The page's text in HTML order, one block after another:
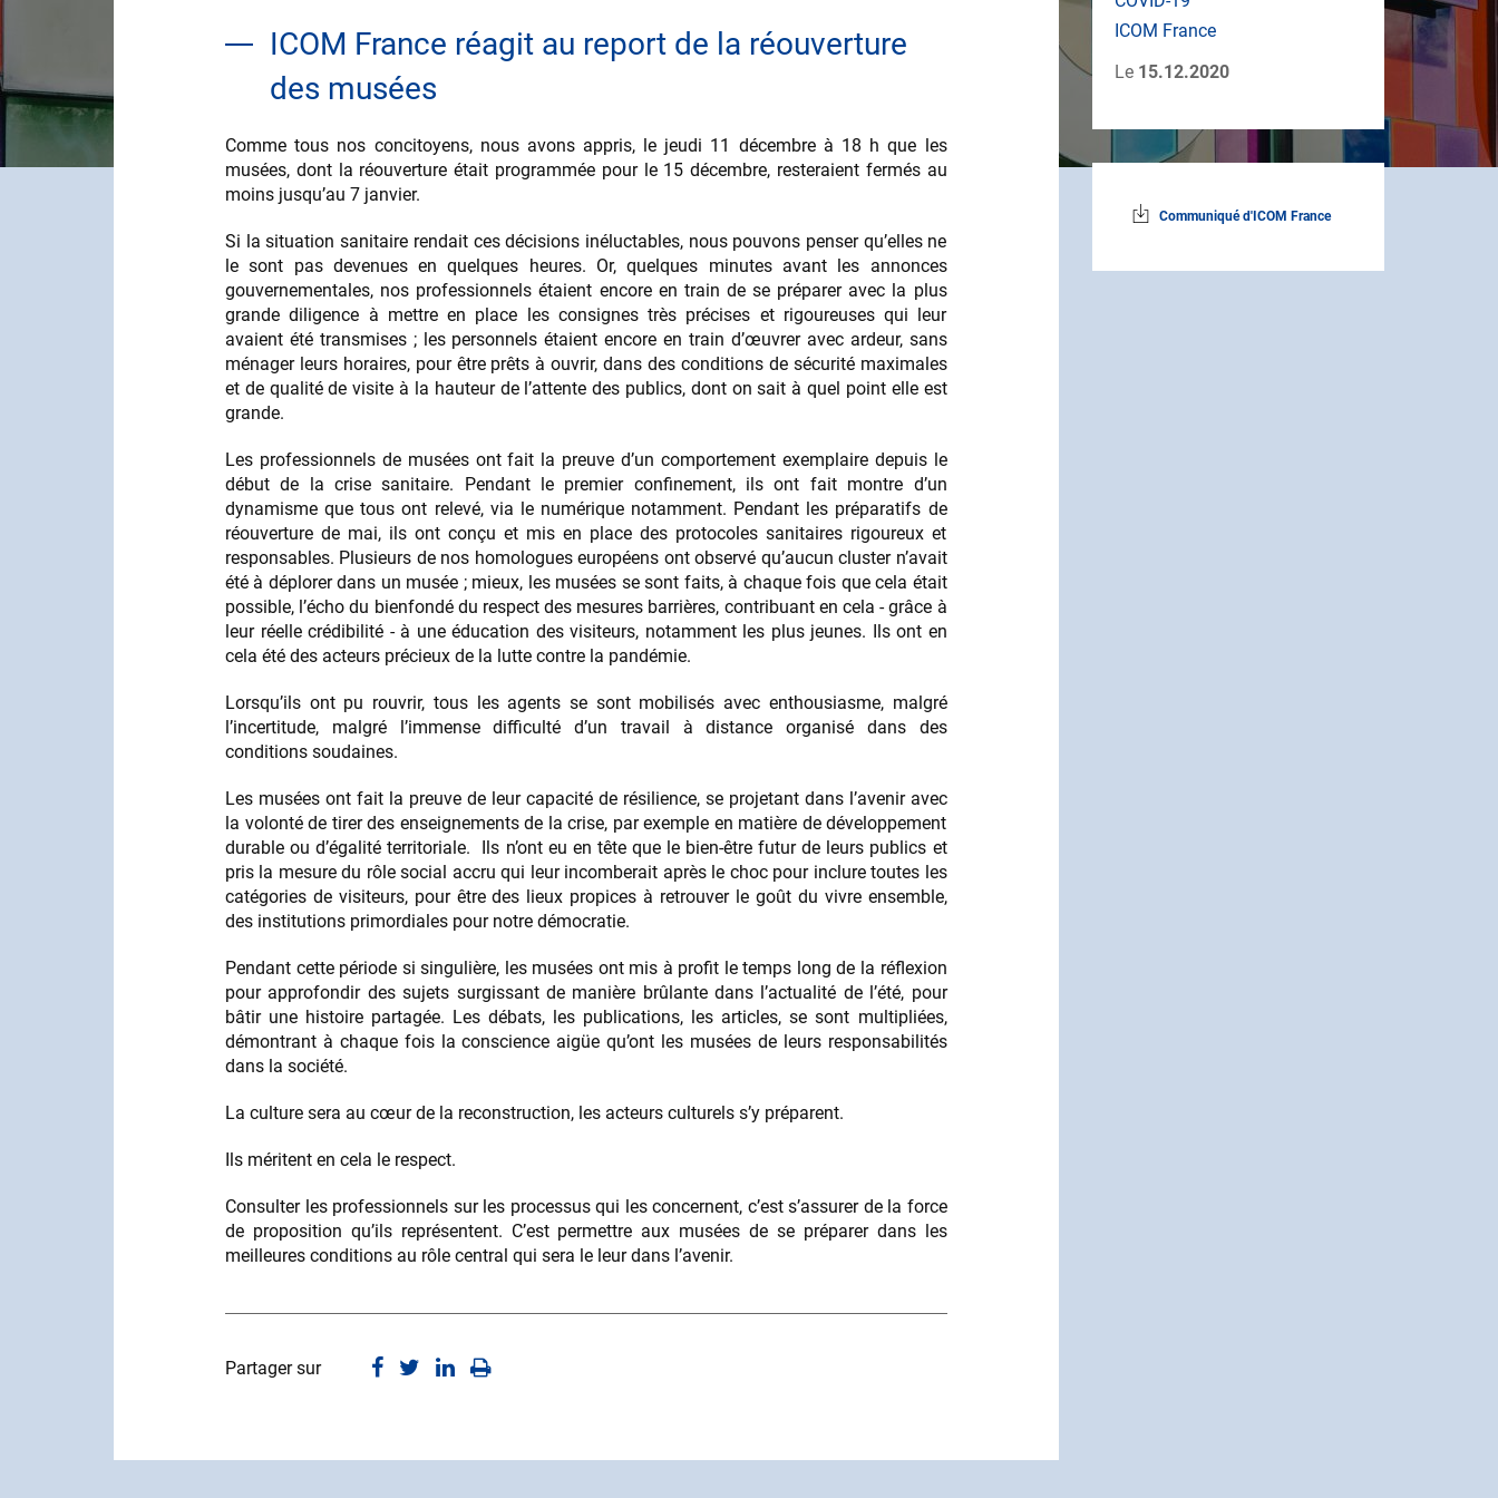
ICOM France réagit au report de la réouverture
des musées
Comme tous nos concitoyens, nous avons appris, le jeudi 11 décembre à 18 h que les
musées, dont la réouverture était programmée pour le 15 décembre, resteraient fermés au
moins jusqu’au 7 janvier.
Si la situation sanitaire rendait ces décisions inéluctables, nous pouvons penser qu’elles ne
le sont pas devenues en quelques heures. Or, quelques minutes avant les annonces
gouvernementales, nos professionnels étaient encore en train de se préparer avec la plus
grande diligence à mettre en place les consignes très précises et rigoureuses qui leur
avaient été transmises ; les personnels étaient encore en train d’œuvrer avec ardeur, sans
ménager leurs horaires, pour être prêts à ouvrir, dans des conditions de sécurité maximales
et de qualité de visite à la hauteur de l’attente des publics, dont on sait à quel point elle est
grande.
Les professionnels de musées ont fait la preuve d’un comportement exemplaire depuis le
début de la crise sanitaire. Pendant le premier confinement, ils ont fait montre d’un
dynamisme que tous ont relevé, via le numérique notamment. Pendant les préparatifs de
réouverture de mai, ils ont conçu et mis en place des protocoles sanitaires rigoureux et
responsables. Plusieurs de nos homologues européens ont observé qu’aucun cluster n’avait
été à déplorer dans un musée ; mieux, les musées se sont faits, à chaque fois que cela était
possible, l’écho du bienfondé du respect des mesures barrières, contribuant en cela - grâce à
leur réelle crédibilité - à une éducation des visiteurs, notamment les plus jeunes. Ils ont en
cela été des acteurs précieux de la lutte contre la pandémie.
Lorsqu’ils ont pu rouvrir, tous les agents se sont mobilisés avec enthousiasme, malgré
l’incertitude, malgré l’immense difficulté d’un travail à distance organisé dans des
conditions soudaines.
Les musées ont fait la preuve de leur capacité de résilience, se projetant dans l’avenir avec
la volonté de tirer des enseignements de la crise, par exemple en matière de développement
durable ou d’égalité territoriale. Ils n’ont eu en tête que le bien-être futur de leurs publics et
pris la mesure du rôle social accru qui leur incomberait après le choc pour inclure toutes les
catégories de visiteurs, pour être des lieux propices à retrouver le goût du vivre ensemble,
des institutions primordiales pour notre démocratie.
Pendant cette période si singulière, les musées ont mis à profit le temps long de la réflexion
pour approfondir des sujets surgissant de manière brûlante dans l’actualité de l’été, pour
bâtir une histoire partagée. Les débats, les publications, les articles, se sont multipliées,
démontrant à chaque fois la conscience aigüe qu’ont les musées de leurs responsabilités
dans la société.
La culture sera au cœur de la reconstruction, les acteurs culturels s’y préparent.
Ils méritent en cela le respect.
Consulter les professionnels sur les processus qui les concernent, c’est s’assurer de la force
de proposition qu’ils représentent. C’est permettre aux musées de se préparer dans les
meilleures conditions au rôle central qui sera le leur dans l’avenir.
Partager sur
ICOM France
Le 15.12.2020
Communiqué d'ICOM France